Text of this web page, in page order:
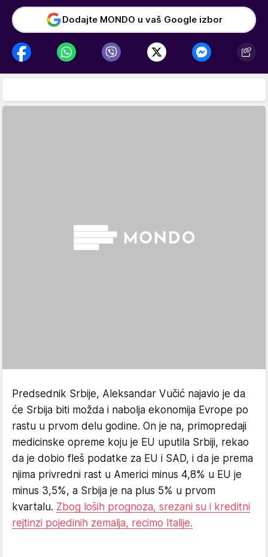
Dodajte MONDO u vaš Google izbor
Predsednik Srbije, Aleksandar Vučić najavio je da
će Srbija biti možda i nabolja ekonomija Evrope po
rastu u prvom delu godine. On je na, primopredaji
medicinske opreme koju je EU uputila Srbiji, rekao
da je dobio fleš podatke za EU i SAD, i da je prema
njima privredni rast u Americi minus 4,8% u EU je
minus 3,5%, a Srbija je na plus 5% u prvom
kvartalu. Zbog loših prognoza, srezani su i kreditni
rejtinzi pojedinih zemalja, recimo Italije.